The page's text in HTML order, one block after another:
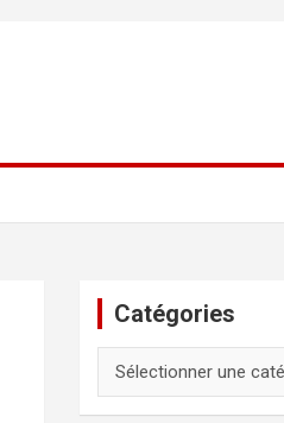
Catégories